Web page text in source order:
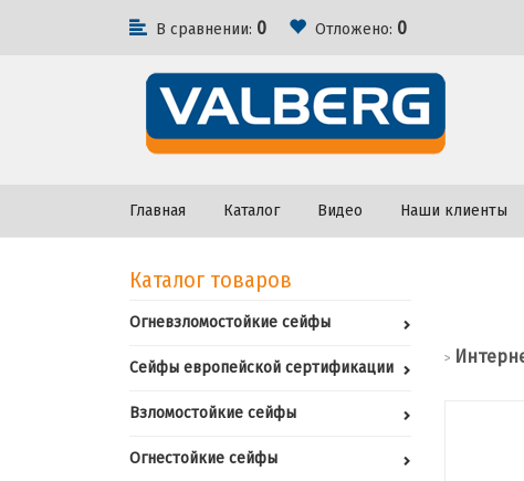
В сравнении: 0 Отложено: 0
Главная Каталог Видео Наши клиенты
Каталог товаров
Огневзломостойкие сейфы
Сейфы европейской сертификации
Взломостойкие сейфы
Огнестойкие сейфы
>